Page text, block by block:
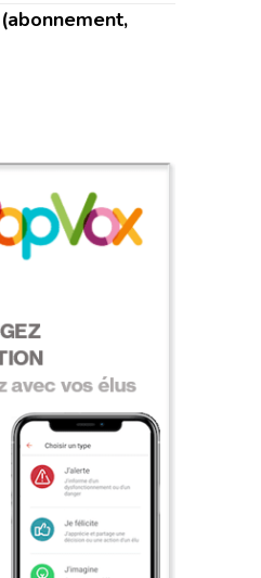
(abonnement,